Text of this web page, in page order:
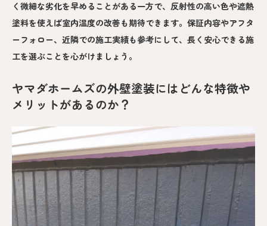
く微細な劣化を早めることがある一方で、反射性の高い色や遮熱
塗料を使えば室内温度の改善も期待できます。保証内容やアフタ
ーフォロー、近隣での施工実績も参考にして、長く安心できる施
工を選ぶことを心がけましょう。
ヤマダホームズの外壁塗装にはどんな特徴や
メリットがあるのか？